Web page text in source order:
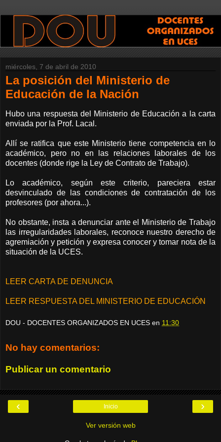
miércoles, 7 de abril de 2010
La posición del Ministerio de
Educación de la Nación
Hubo una respuesta del Ministerio de Educación a la carta
enviada por la Prof. Lacal.
Allí se ratifica que este Ministerio tiene competencia en lo
académico, pero no en las relaciones laborales de los
docentes (donde rige la Ley de Contrato de Trabajo).
Lo académico, según este criterio, pareciera estar
desvinculado de las condiciones de contratación de los
profesores (por ahora...).
No obstante, insta a denunciar ante el Ministerio de Trabajo
las irregularidades laborales, reconoce nuestro derecho de
agremiación y petición y expresa conocer y tomar nota de la
situación de la UCES.
LEER CARTA DE DENUNCIA
LEER RESPUESTA DEL MINISTERIO DE EDUCACIÓN
DOU - DOCENTES ORGANIZADOS EN UCES en 11:30
No hay comentarios:
Publicar un comentario
‹ ›
Inicio
Ver versión web